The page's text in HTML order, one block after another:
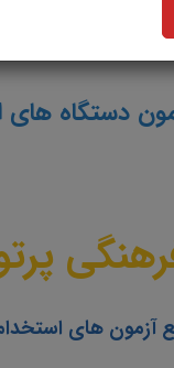
دستگاه های
آزمون های